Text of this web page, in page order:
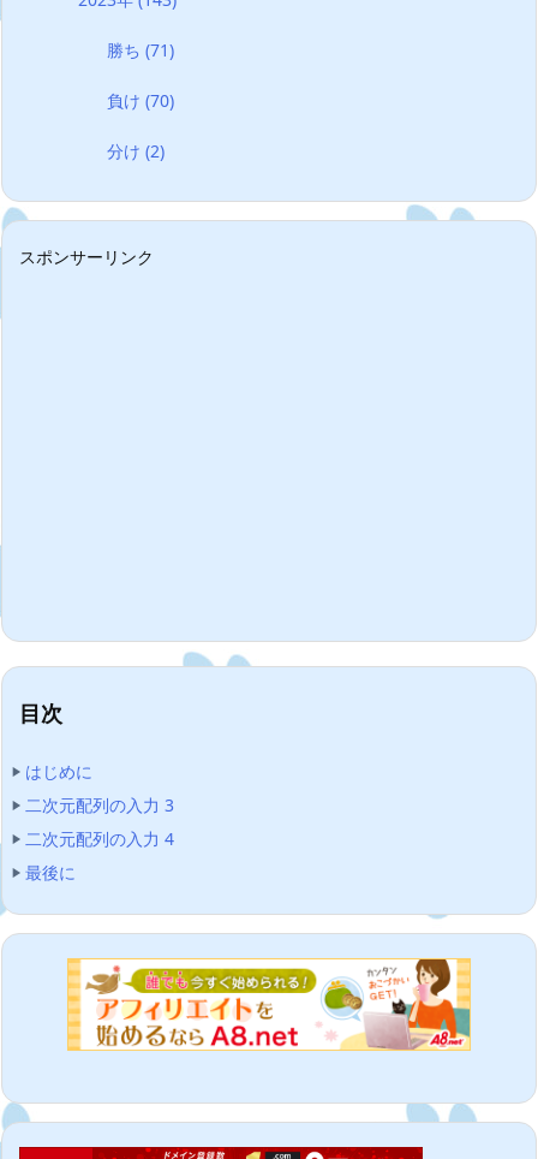
勝ち(71)
負け(70)
分け(2)
スポンサーリンク
目次
はじめに
二次元配列の入力 3
二次元配列の入力 4
最後に